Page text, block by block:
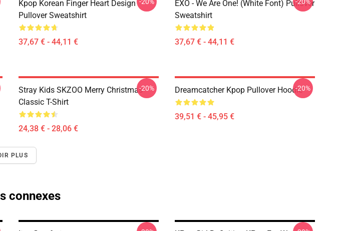
Kpop Korean Finger Heart Design
Pullover Sweatshirt
37,67 € - 44,11 €
EXO - We Are One! (White Font) Pullover
Sweatshirt
37,67 € - 44,11 €
Stray Kids SKZOO Merry Christmas
Classic T-Shirt
24,38 € - 28,06 €
-20% Dreamcatcher Kpop Pullover Hoodie
39,51 € - 45,95 €
-20%
PLUS
connexes